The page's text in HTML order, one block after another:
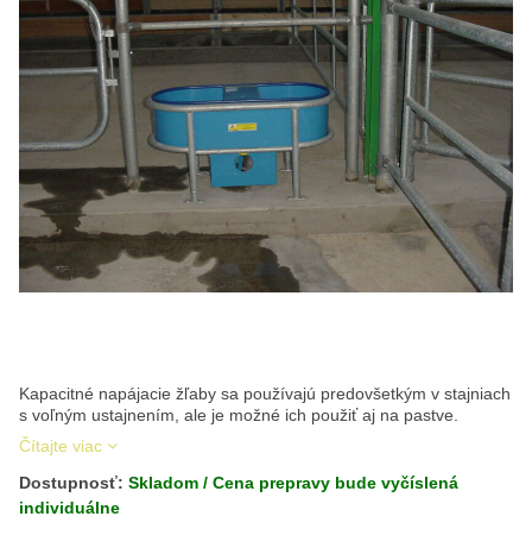
Kapacitné napájacie žľaby sa používajú predovšetkým v stajniach
s voľným ustajnením, ale je možné ich použiť aj na pastve.
Čítajte viac
Dostupnosť: Skladom / Cena prepravy bude vyčíslená
individuálne